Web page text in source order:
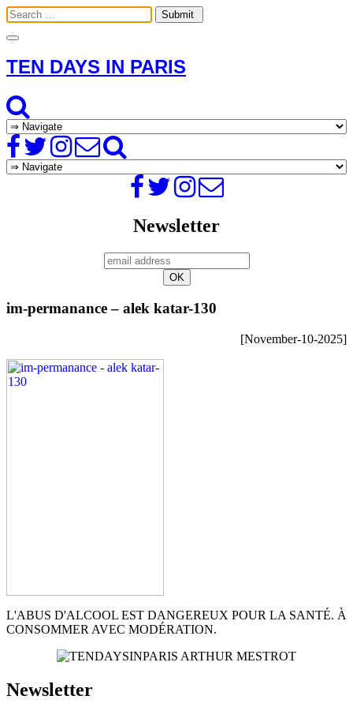
Toggle
TEN DAYS IN PARIS
Newsletter
im-permanance – alek katar-130
[November-10-2025]
L'ABUS D'ALCOOL EST DANGEREUX POUR LA SANTÉ. À
CONSOMMER AVEC MODÉRATION.
Newsletter